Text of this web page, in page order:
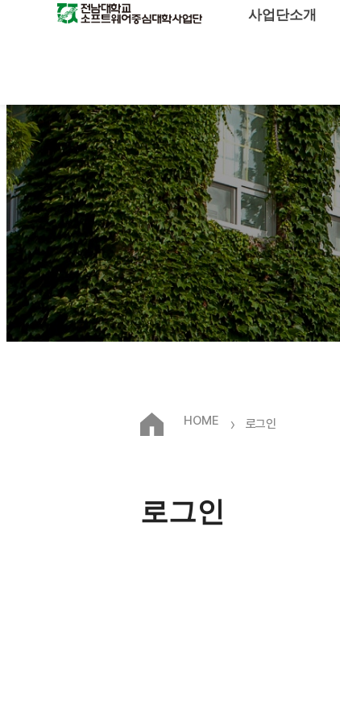
사업단소개
HOME › 로그인
로그인